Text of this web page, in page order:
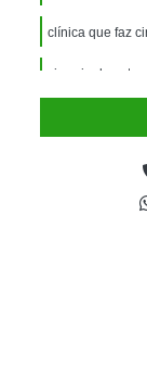
para
Uti
Internação
Limpeza de
São Caetano
clínica que faz
cirurgia de